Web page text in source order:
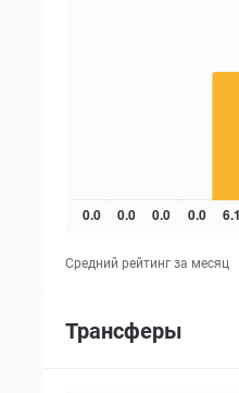
Средний рейтинг за месяц
Трансферы